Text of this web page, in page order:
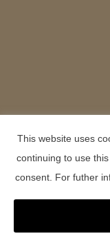
This website uses
continuing to use
consent. For futher